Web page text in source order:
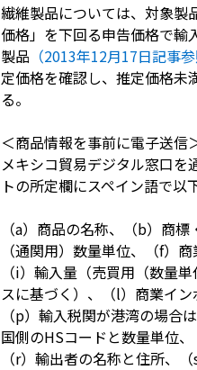
繊維製品については、対象製
価格」を下回る申告価格で輸
製品 （2013年12月17日記事参
定価格を確認し、推定価格未
る。
＜商品情報を事前に電子送信
メキシコ貿易デジタル窓口
トの所定欄にスペイン語で以
（a）商品の名称、（b）商
（通関用）数量単位、（f）
（i）輸入量（売買用（数量
スに基づく）、（l）商業イ
（p）輸入税関が港湾の場
国側のHSコードと数量単位
（r）輸出者の名称と住所、